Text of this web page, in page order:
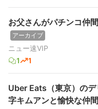
お父さんがパチンコ仲
アーカイブ
ニュー速VIP
1
1
Uber Eats（東京）の
字キムアンと愉快な仲